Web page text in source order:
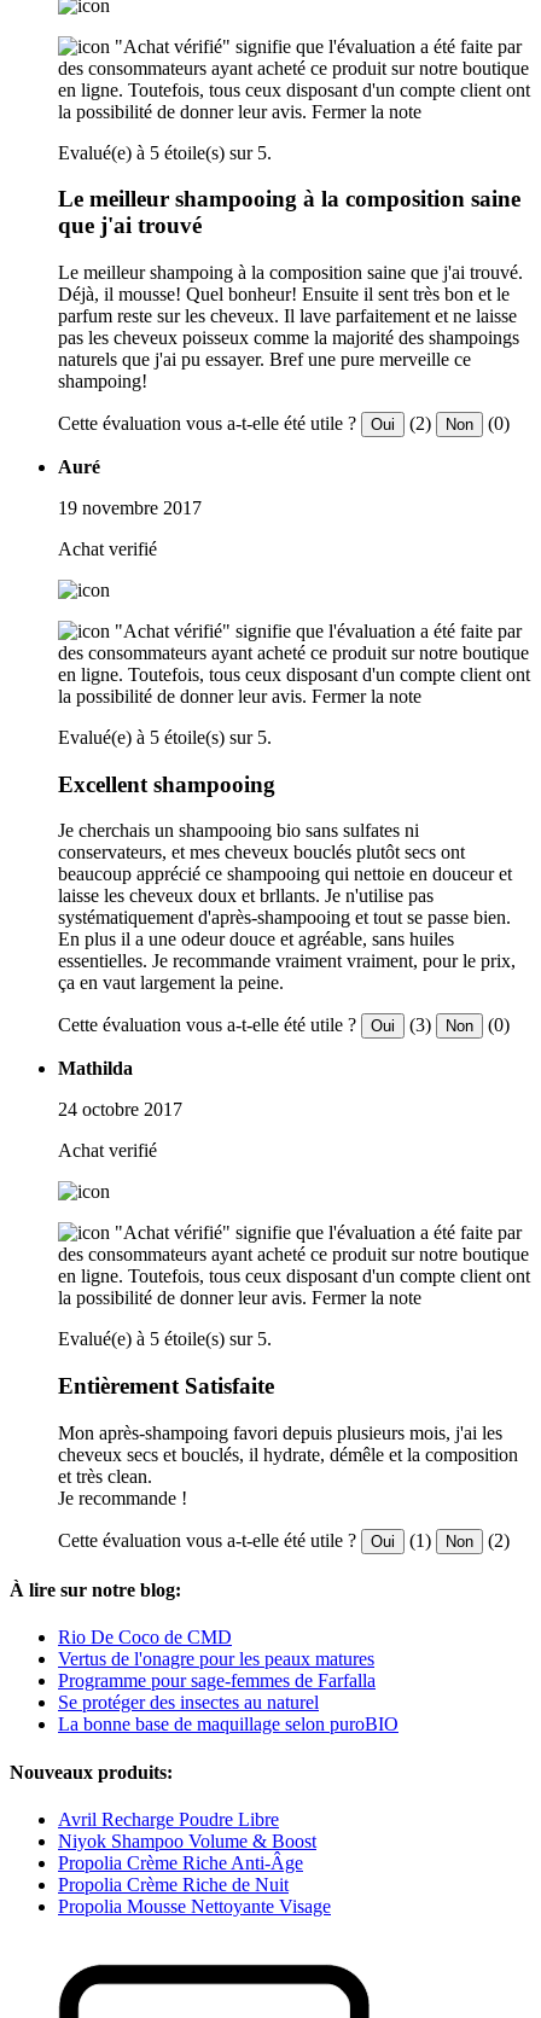
"Achat vérifié" signifie que l'évaluation a été faite par
des consommateurs ayant acheté ce produit sur notre boutique
en ligne. Toutefois, tous ceux disposant d'un compte client ont
la possibilité de donner leur avis. Fermer la note
Evalué(e) à 5 étoile(s) sur 5.
Le meilleur shampooing à la composition saine
que j'ai trouvé
Le meilleur shampoing à la composition saine que j'ai trouvé.
Déjà, il mousse! Quel bonheur! Ensuite il sent très bon et le
parfum reste sur les cheveux. Il lave parfaitement et ne laisse
pas les cheveux poisseux comme la majorité des shampoings
naturels que j'ai pu essayer. Bref une pure merveille ce
shampoing!
Cette évaluation vous a-t-elle été utile ? Oui (2) Non (0)
Auré
19 novembre 2017
Achat verifié
"Achat vérifié" signifie que l'évaluation a été faite par
des consommateurs ayant acheté ce produit sur notre boutique
en ligne. Toutefois, tous ceux disposant d'un compte client ont
la possibilité de donner leur avis. Fermer la note
Evalué(e) à 5 étoile(s) sur 5.
Excellent shampooing
Je cherchais un shampooing bio sans sulfates ni
conservateurs, et mes cheveux bouclés plutôt secs ont
beaucoup apprécié ce shampooing qui nettoie en douceur et
laisse les cheveux doux et brllants. Je n'utilise pas
systématiquement d'après-shampooing et tout se passe bien.
En plus il a une odeur douce et agréable, sans huiles
essentielles. Je recommande vraiment vraiment, pour le prix,
ça en vaut largement la peine.
Cette évaluation vous a-t-elle été utile ? Oui (3) Non (0)
Mathilda
24 octobre 2017
Achat verifié
"Achat vérifié" signifie que l'évaluation a été faite par
des consommateurs ayant acheté ce produit sur notre boutique
en ligne. Toutefois, tous ceux disposant d'un compte client ont
la possibilité de donner leur avis. Fermer la note
Evalué(e) à 5 étoile(s) sur 5.
Entièrement Satisfaite
Mon après-shampoing favori depuis plusieurs mois, j'ai les
cheveux secs et bouclés, il hydrate, démêle et la composition
et très clean.
Je recommande !
Cette évaluation vous a-t-elle été utile ? Oui (1) Non (2)
À lire sur notre blog:
Rio De Coco de CMD
Vertus de l'onagre pour les peaux matures
Programme pour sage-femmes de Farfalla
Se protéger des insectes au naturel
La bonne base de maquillage selon puroBIO
Nouveaux produits:
Avril Recharge Poudre Libre
Niyok Shampoo Volume & Boost
Propolia Crème Riche Anti-Âge
Propolia Crème Riche de Nuit
Propolia Mousse Nettoyante Visage